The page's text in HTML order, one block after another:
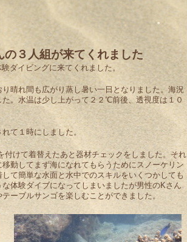
３人組が来てくれました
ダイビングに来てくれました。
晴れ間も広がり蒸し暑い一日となりました。海況
。水温は少し上がって２２℃前後、透視度は１０
て１時にしました。
けて着替えたあと器材チェックをしました。それ
動してまず海になれてもらうためにスノーケリン
て簡単な水面と水中でのスキルをいくつかしても
体験ダイブになってしまいましたが男性のKさん
ーブルサンゴを楽しむことができました。